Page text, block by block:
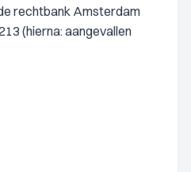
rechtbank Amsterdam
(hierna: aangevallen